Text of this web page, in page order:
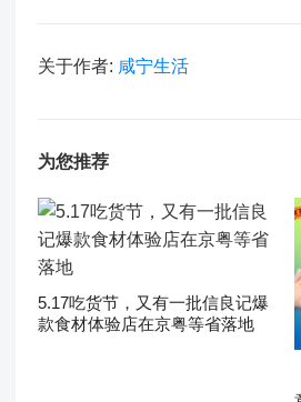
关于作者: 咸宁生活
为您推荐
5.17吃货节，又有一批信良记爆
款食材体验店在京粤等省落地